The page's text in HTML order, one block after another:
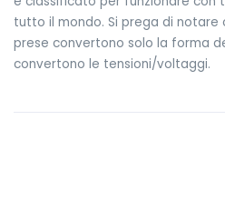
tutto il mondo. Si prega di
prese convertono solo la forma
convertono le tensioni/voltaggi.